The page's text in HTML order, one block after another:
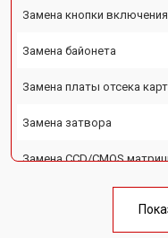
Замена кнопки включения
Замена байонета
Замена платы отсека
Замена затвора
Замена CCD/CMOS
Чистка матрицы